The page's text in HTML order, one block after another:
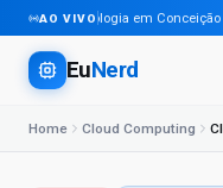
AO VIVO
Tecnologia em Conceição
EuNerd
Home Cloud Computing